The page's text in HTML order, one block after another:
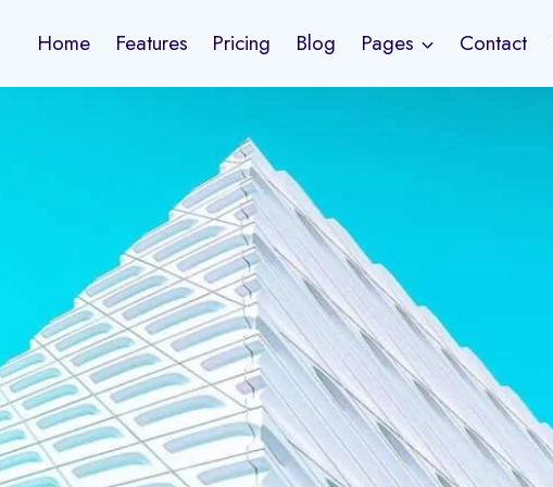
Home Features Pricing Blog Pages Contact